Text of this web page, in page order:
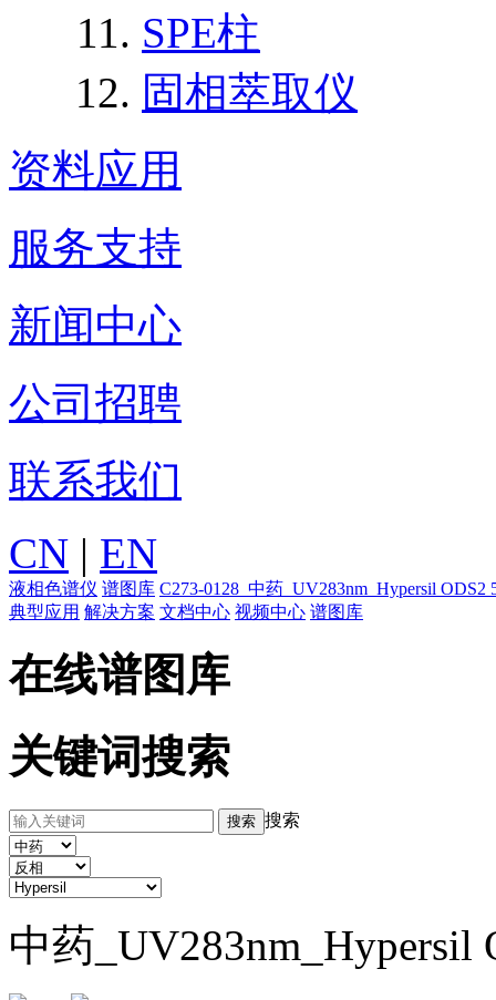
SPE柱
固相萃取仪
资料应用
服务支持
新闻中心
公司招聘
联系我们
CN | EN
液相色谱仪 谱图库 C273-0128_中药_UV283nm_Hypersil
典型应用 解决方案 文档中心 视频中心 谱图库
在线谱图库
关键词搜索
搜索
中药